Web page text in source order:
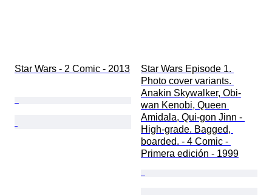
Star Wars - 2 Comic - 2013
Star Wars Episode 1.
Photo cover variants.
Anakin Skywalker, Obi-
wan Kenobi, Queen
Amidala, Qui-gon Jinn -
High-grade. Bagged,
boarded. - 4 Comic -
Primera edición - 1999